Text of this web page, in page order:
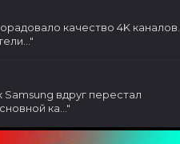
качество 4K каналов.
"
Samsung вдруг перестал
ка..."